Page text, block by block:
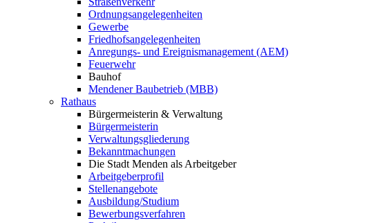
Ordnungsangelegenheiten
Gewerbe
Friedhofsangelegenheiten
Anregungs- und Ereignismanagement (AEM)
Feuerwehr
Bauhof
Mendener Baubetrieb (MBB)
Rathaus
Bürgermeisterin & Verwaltung
Bürgermeisterin
Verwaltungsgliederung
Bekanntmachungen
Die Stadt Menden als Arbeitgeber
Arbeitgeberprofil
Stellenangebote
Ausbildung/Studium
Bewerbungsverfahren